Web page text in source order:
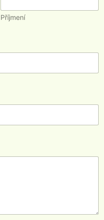
Příjmení